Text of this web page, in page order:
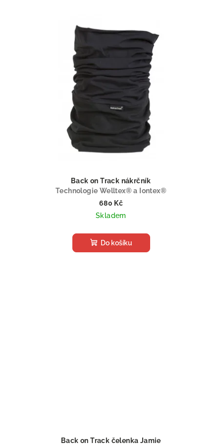
Back on Track nákrčník
Technologie Welltex® a Iontex®
680 Kč
Skladem
Do košíku
Back on Track čelenka Jamie